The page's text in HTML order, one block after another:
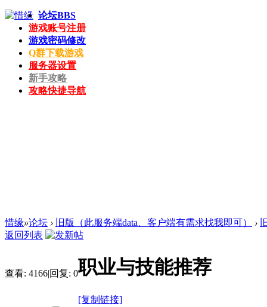
论坛BBS
游戏账号注册
游戏密码修改
Q群下载游戏
服务器设置
新手攻略
攻略快捷导航
惜缘»论坛 › 旧版（此服务端data、客户端有需求找我即可） ›
返回列表
查看: 4166|回复: 0职业与技能推荐
[复制链接]